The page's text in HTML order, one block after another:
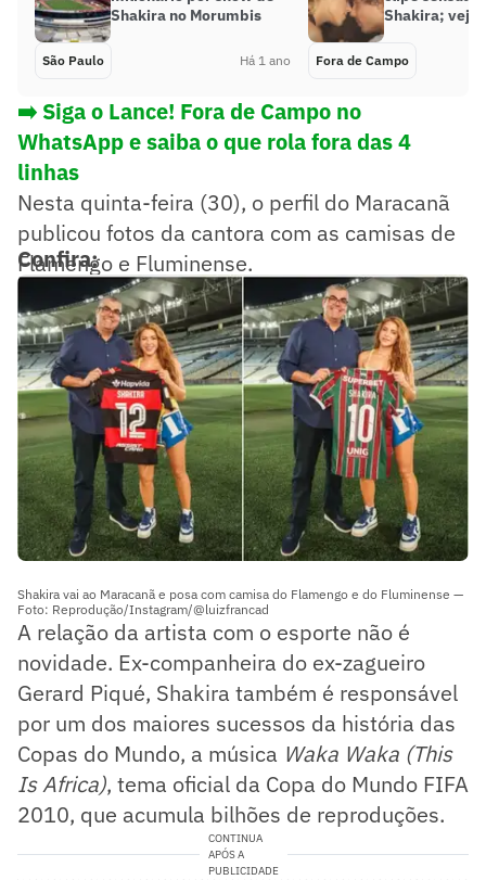
Shakira no Morumbis
São Paulo Há 1 ano
Shakira; veja
Fora de Campo
➡️ Siga o Lance! Fora de Campo no
WhatsApp e saiba o que rola fora das 4
linhas
Nesta quinta-feira (30), o perfil do Maracanã
publicou fotos da cantora com as camisas de
Flamengo e Fluminense.
Confira:
Shakira vai ao Maracanã e posa com camisa do Flamengo e do Fluminense —
Foto: Reprodução/Instagram/@luizfrancad
A relação da artista com o esporte não é
novidade. Ex-companheira do ex-zagueiro
Gerard Piqué, Shakira também é responsável
por um dos maiores sucessos da história das
Copas do Mundo, a música Waka Waka (This
Is Africa), tema oficial da Copa do Mundo FIFA
2010, que acumula bilhões de reproduções.
CONTINUA
APÓS A
PUBLICIDADE